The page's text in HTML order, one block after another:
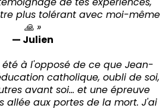
plus tolérant avec moi-même
🙏 »
— Julien
été à l'opposé de ce que Jean-
catholique, oubli de soi,
avant soi… et une épreuve
allée aux portes de la mort. J'ai